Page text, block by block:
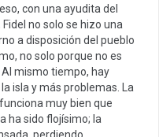
con una ayudita del
no solo se hizo una
a disposición del pueblo
no solo porque no es
Al mismo tiempo, hay
isla y más problemas. La
muy bien que
ha sido flojísimo; la